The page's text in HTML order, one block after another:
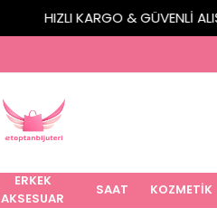
HIZLI KARGO & GÜVENLİ
ERKEK
AKSESUAR
SAAT KOZMETİK